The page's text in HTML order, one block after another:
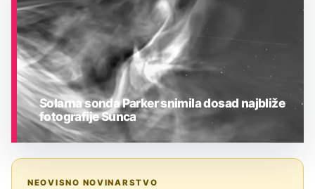
Solarna sonda Parker snimila dosad najbliže
fotografije Sunca
NEOVISNO NOVINARSTVO